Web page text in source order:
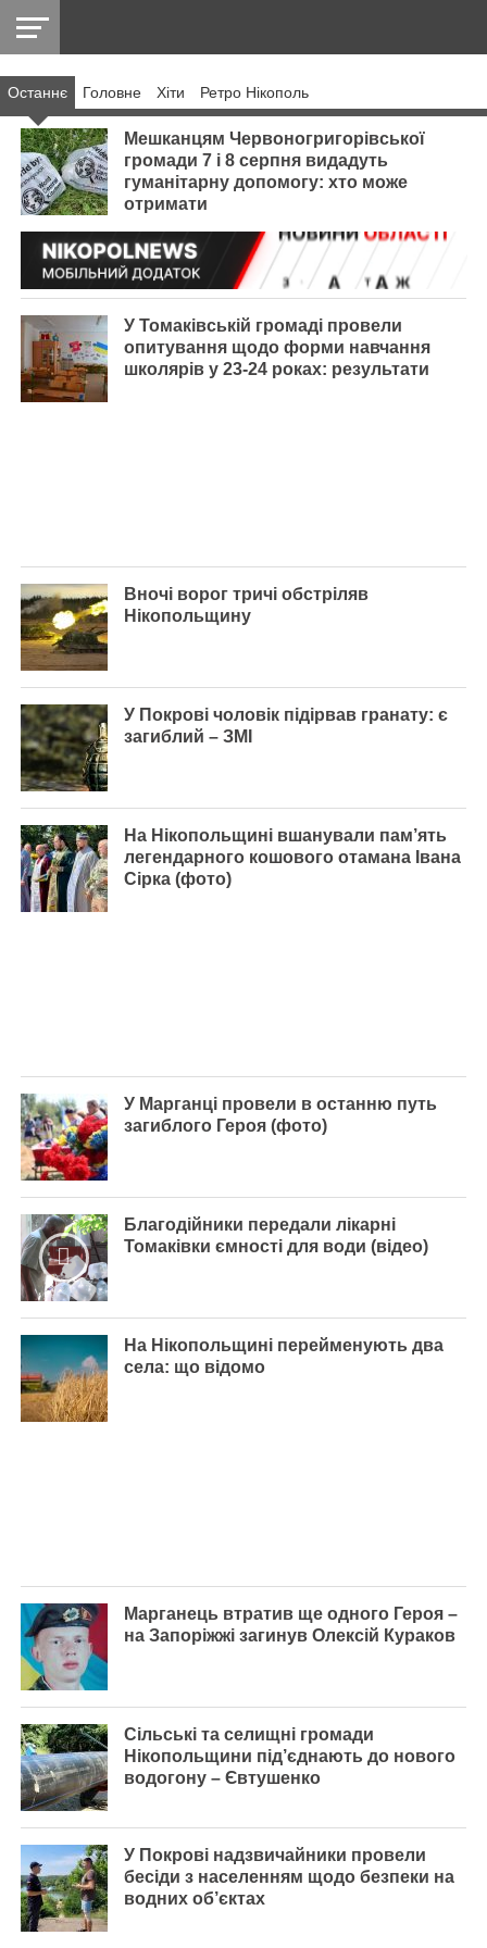
НІКОПОЛЬ
РАЙОН
СІЧЕСЛАВСЬКА
УКРАЇНА
РЕТРО
НІКОПОЛЬ
ЛАЙТ
УКРАЇНА
ДОПОМОГА
Останнє Головнe Хіти Ретро Нікополь
Мешканцям Червоногригорівської
громади 7 і 8 серпня видадуть
гуманітарну допомогу: хто може
отримати
У Томаківській громаді провели
опитування щодо форми навчання
школярів у 23-24 роках: результати
Вночі ворог тричі обстріляв
Нікопольщину
У Покрові чоловік підірвав гранату: є
загиблий – ЗМІ
На Нікопольщині вшанували пам’ять
легендарного кошового отамана Івана
Сірка (фото)
У Марганці провели в останню путь
загиблого Героя (фото)
Благодійники передали лікарні
Томаківки ємності для води (відео)
На Нікопольщині перейменують два
села: що відомо
Марганець втратив ще одного Героя –
на Запоріжжі загинув Олексій Кураков
Сільські та селищні громади
Нікопольщини під’єднають до нового
водогону – Євтушенко
У Покрові надзвичайники провели
бесіди з населенням щодо безпеки на
водних об’єктах